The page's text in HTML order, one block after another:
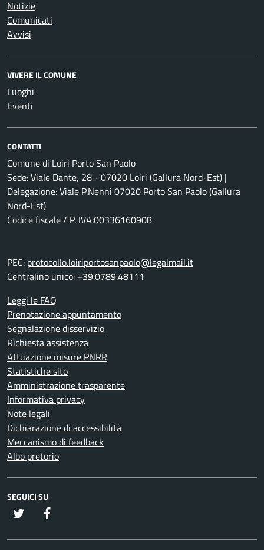
Notizie
Comunicati
Avvisi
VIVERE IL COMUNE
Luoghi
Eventi
CONTATTI
Comune di Loiri Porto San Paolo
Sede: Viale Dante, 28 - 07020 Loiri (Gallura Nord-Est) |
Delegazione: Viale P.Nenni 07020 Porto San Paolo (Gallura
Nord-Est)
Codice fiscale / P. IVA:00336160908
PEC: protocollo.loiriportosanpaolo@legalmail.it
Centralino unico: +39.0789.48111
Leggi le FAQ
Prenotazione appuntamento
Segnalazione disservizio
Richiesta assistenza
Attuazione misure PNRR
Statistiche sito
Amministrazione trasparente
Informativa privacy
Note legali
Dichiarazione di accessibilità
Meccanismo di feedback
Albo pretorio
SEGUICI SU
twitter